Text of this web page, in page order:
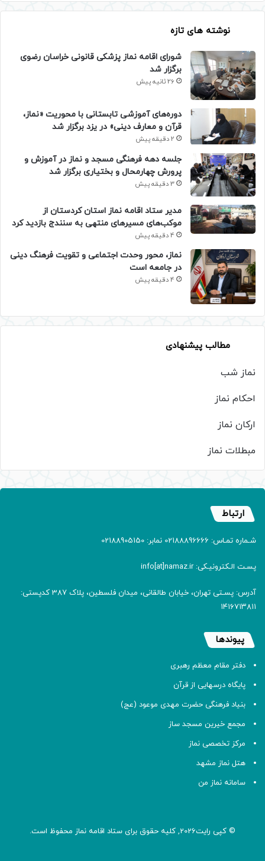
نوشته های تازه
شورای اقامه نماز پزشکی قانونی خراسان رضوی
برگزار شد
26 ثانیه پیش
دوره‌های آموزشی تابستانی با محوریت «نماز،
قرآن و معارف دینی» در یزد برگزار شد
2 دقیقه پیش
جلسه دهه فرهنگی مسجد و نماز در آموزش و
پرورش چهارمحال و بختیاری برگزار شد
3 دقیقه پیش
مدیر ستاد اقامه نماز استان کردستان از
موکب‌های مسیرهای منتهی به سنندج بازدید کرد
4 دقیقه پیش
نماز، محور وحدت اجتماعی و تقویت فرهنگ دینی
در جامعه است
4 دقیقه پیش
مطالب پیشنهادی
نماز شب
احکام نماز
ارکان نماز
مبطلات نماز
ارتباط
شـماره تمـاس: 02188896666 نمابر: 02188905150
پسـت الـکترونیـکی: info[at]namaz.ir
آدرس: پسـتی تهران، خیابان طالقانی، میدان فلسطین، پلاک 387 کدپستی:
۱۴۱۶۷۱۳۸۱۱
پیوندها
دفتر مقام معظم رهبری
پایگاه درسهایی از قرآن
بنیاد فرهنگی حضرت مهدی موعود (عج)
مجمع خیرین مسجد ساز
مرکز تخصصی نماز
هتل نماز مشهد
سامانه نماز من
© کپی رایت2026, کلیه حقوق برای ستاد اقامه نماز محفوظ است.